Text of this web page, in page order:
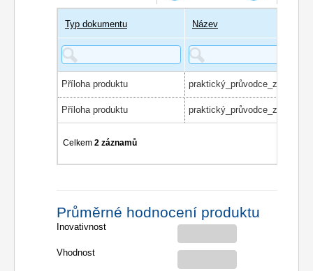
Typ dokumentu Název
Příloha produktu
Příloha produktu
Celkem2 záznamů
Průměrné hodnocení produktu
Inovativnost
Vhodnost